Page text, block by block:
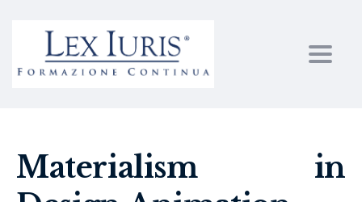
Materialism in